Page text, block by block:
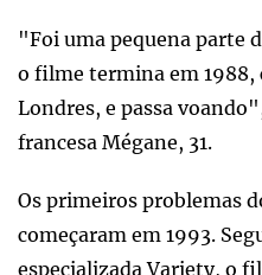
"Foi uma pequena parte
o filme termina em
Londres, e passa
francesa Mégane, 31.
Os primeiros problemas
começaram em 1993.
especializada Variety, o